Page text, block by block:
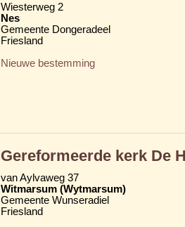
Wiesterweg 2
Nes
Gemeente Dongeradeel
Friesland
Nieuwe bestemming
Gereformeerde kerk De
van Aylvaweg 37
Witmarsum (Wytmarsum)
Gemeente Wunseradiel
Friesland